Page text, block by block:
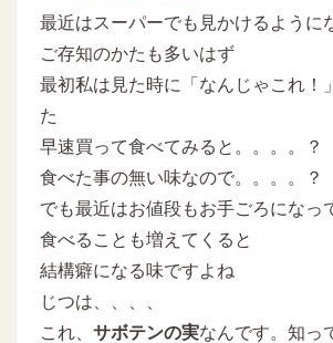
最近はスーパーでも見かけるように
ご存知のかたも多いはず
最初私は見た時に「なんじゃこれ！
た
早速買って食べてみると。。。。？
食べた事の無い味なので。。。。？
でも最近はお値段もお手ごろになっ
食べることも増えてくると
結構癖になる味ですよね
じつは、、、、
これ、 サボテンの実なんです。知っ